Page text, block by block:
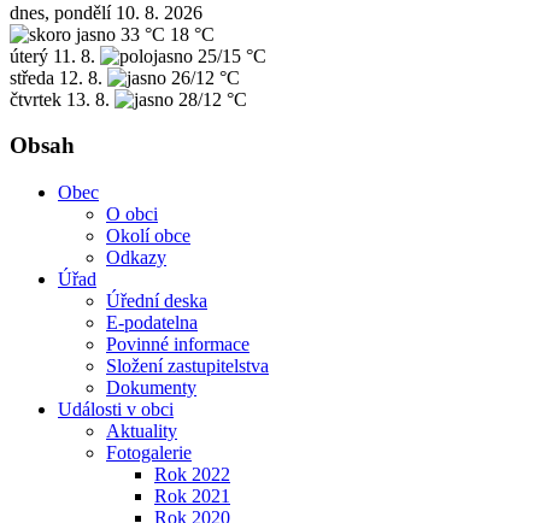
dnes, pondělí 10. 8. 2026
33 °C 18 °C
úterý 11. 8.
25/15 °C
středa 12. 8.
26/12 °C
čtvrtek 13. 8. 28/12 °C
Obsah
Obec
O obci
Okolí obce
Odkazy
Úřad
Úřední deska
E-podatelna
Povinné informace
Složení zastupitelstva
Dokumenty
Události v obci
Aktuality
Fotogalerie
Rok 2022
Rok 2021
Rok 2020